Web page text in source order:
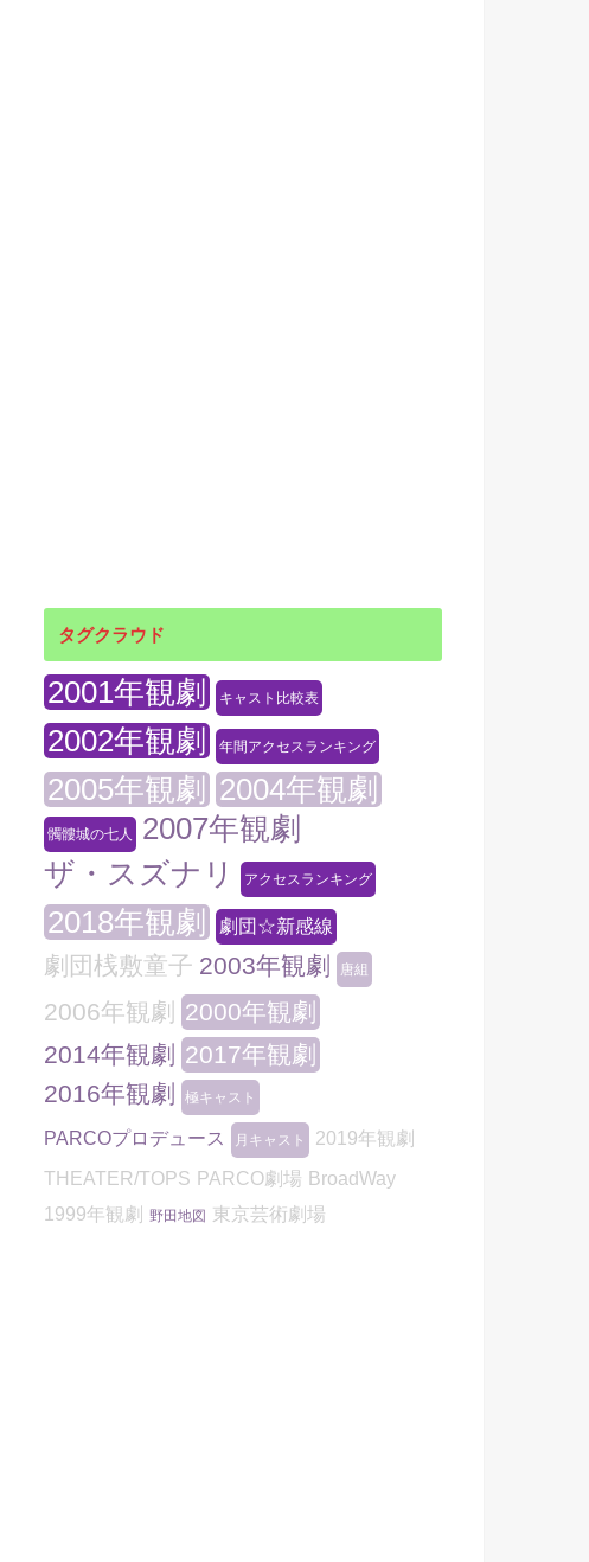
タグクラウド
2001年観劇 キャスト比較表
2002年観劇 年間アクセスランキング
2005年観劇 2004年観劇
髑髏城の七人
2007年観劇
ザ・スズナリ
アクセスランキング
2018年観劇 劇団☆新感線
劇団桟敷童子 2003年観劇 唐組
2006年観劇
2000年観劇
2014年観劇 2017年観劇
2016年観劇
極キャスト
PARCOプロデュース 月キャスト
2019年観劇
THEATER/TOPS PARCO劇場 BroadWay
1999年観劇
野田地図 東京芸術劇場